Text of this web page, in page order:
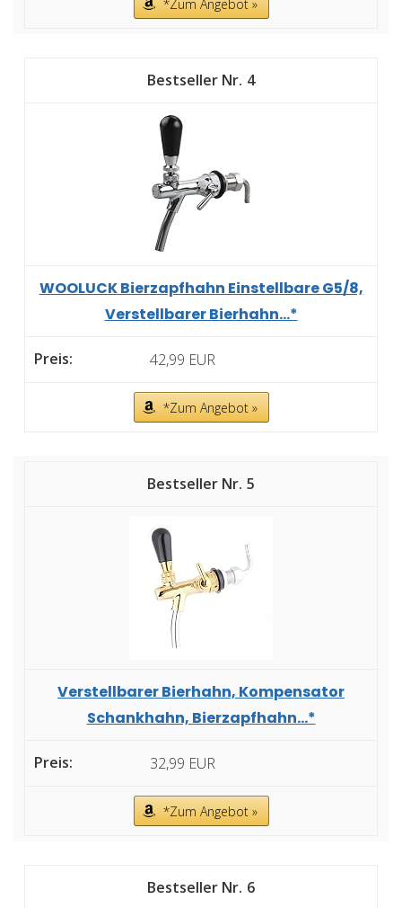
*Zum Angebot »
4
WOOLUCK Bierzapfhahn Einstellbare G5/8,
Verstellbarer Bierhahn...*
42,99 EUR
*Zum Angebot »
5
Verstellbarer Bierhahn, Kompensator
Schankhahn, Bierzapfhahn...*
32,99 EUR
*Zum Angebot »
6